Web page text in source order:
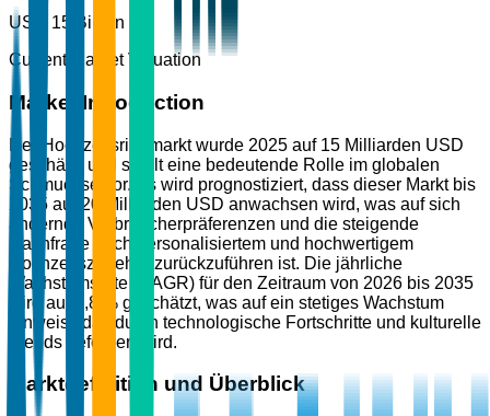
USD 15 Billion
Current Market Valuation
Market Introduction
Der Hochzeitsringmarkt wurde 2025 auf 15 Milliarden USD
geschätzt und spielt eine bedeutende Rolle im globalen
Schmucksektor. Es wird prognostiziert, dass dieser Markt bis
2035 auf 20 Milliarden USD anwachsen wird, was auf sich
ändernde Verbraucherpräferenzen und die steigende
Nachfrage nach personalisiertem und hochwertigem
Hochzeitszubehör zurückzuführen ist. Die jährliche
Wachstumsrate (CAGR) für den Zeitraum von 2026 bis 2035
wird auf 2,8 % geschätzt, was auf ein stetiges Wachstum
hinweist, das durch technologische Fortschritte und kulturelle
Trends gefördert wird.
Marktdefinition und Überblick